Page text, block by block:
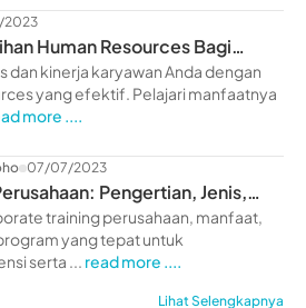
Human Resources Bagi
dan kinerja karyawan Anda dengan
yang efektif. Pelajari manfaatnya
more ....
07/07/2023
Pengertian, Jenis,
training perusahaan, manfaat,
yang tepat untuk
serta ... read more ....
Lihat Selengkapnya